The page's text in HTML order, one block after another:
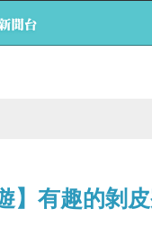
】有趣的剝